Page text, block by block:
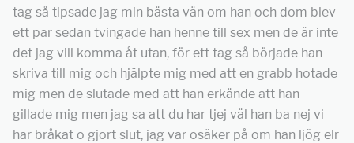
tag så tipsade jag min bästa vän om han och dom blev
ett par sedan tvingade han henne till sex men de är inte
det jag vill komma åt utan, för ett tag så började han
skriva till mig och hjälpte mig med att en grabb hotade
mig men de slutade med att han erkände att han
gillade mig men jag sa att du har tjej väl han ba nej vi
har bråkat o gjort slut, jag var osäker på om han ljög elr